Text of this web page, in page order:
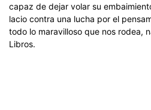
capaz de dejar volar su
lacio contra una lucha por el
todo lo maravilloso que nos rodea,
Libros.